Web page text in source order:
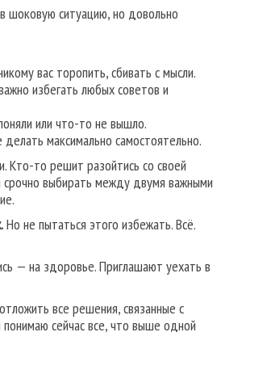
шоковую ситуацию, но довольно
вас торопить, сбивать с мысли.
избегать любых советов и
или что-то не вышло.
максимально самостоятельно.
Кто-то решит разойтись со своей
срочно выбирать между двумя важными
Но не пытаться этого избежать. Всё.
— на здоровье. Приглашают уехать в
все решения, связанные с
сейчас все, что выше одной